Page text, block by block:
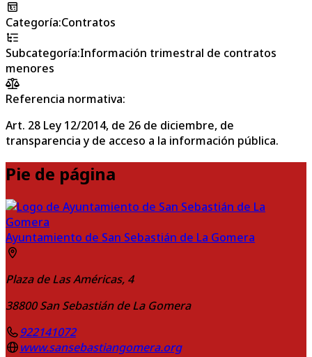
Categoría:Contratos
Subcategoría:Información trimestral de contratos
menores
Referencia normativa:
Art. 28 Ley 12/2014, de 26 de diciembre, de
transparencia y de acceso a la información pública.
Pie de página
Ayuntamiento de San Sebastián de La Gomera
Plaza de Las Américas, 4
38800 San Sebastián de La Gomera
922141072
www.sansebastiangomera.org